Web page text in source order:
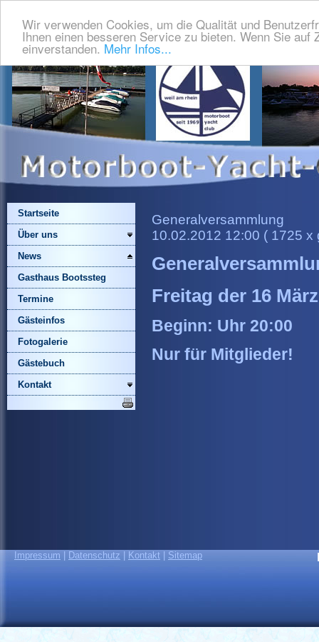
Wir verwenden Cookies, um die Qualität und
Ihnen einen besseren Service zu bieten. Wenn Sie
einverstanden. Mehr Infos...
Startseite
Über uns
News
Gasthaus Bootssteg
Termine
Gästeinfos
Fotogalerie
Gästebuch
Kontakt
Generalversammlung
10.02.2012 12:00 ( 1725 x
Freitag der 16 März
Beginn: Uhr 20:00
Nur für Mitglieder!
Impressum Datenschutz Kontakt Sitemap